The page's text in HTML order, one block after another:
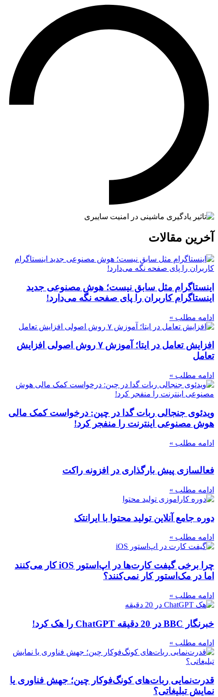
آخرین مقالات
اینستاگرام مثل سابق نیست؛ هوش مصنوعی جدید
اینستاگرام کاربران را پای صفحه نگه می‌دارد!
ادامه مطلب »
افزایش تعامل در ایتا؛ آموزش ۷ روش اصولی افزایش
تعامل
ادامه مطلب »
ویدئوی جنجالی ربات گدا در چین: درخواست کمک مالی
هوش مصنوعی اینترنت را منفجر کرد!
ادامه مطلب »
فعالسازی پیش بارگذاری در افزونه راکت
ادامه مطلب »
دوره جامع آنلاین تولید محتوا با ایرانتک
ادامه مطلب »
چرا برخی گیفت کارت‌ها در اپ‌استور iOS کار می‌کنند
اما در مک‌استور کار نمی‌کنند؟
ادامه مطلب »
خبرنگار BBC در 20 دقیقه ChatGPT را هک کرد!
ادامه مطلب »
قدرت‌نمایی ربات‌های کونگ‌فوکار چین؛ جهش فناوری یا
نمایش تبلیغاتی؟